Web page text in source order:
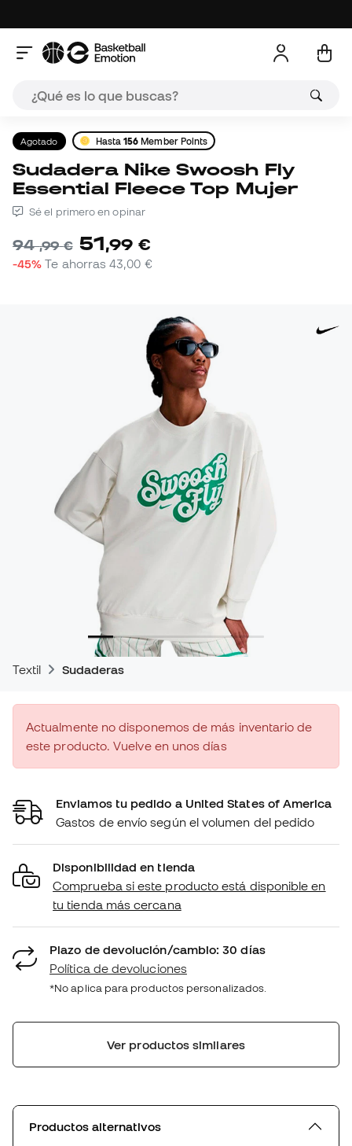
Agotado Hasta156 Member Points
Sudadera Nike Swoosh Fly
Essential Fleece Top Mujer
Sé el primero en opinar
94,99 € 51,99 €
-45% Te ahorras43,00 €
Textil Sudaderas
Actualmente no disponemos de más inventario de
este producto. Vuelve en unos días
Enviamos tu pedido a United States of America
Gastos de envío según el volumen del pedido
Disponibilidad en tienda
Comprueba si este producto está disponible en
tu tienda más cercana
Plazo de devolución/cambio: 30 días
Política de devoluciones
*No aplica para productos personalizados.
Ver productos similares
Productos alternativos